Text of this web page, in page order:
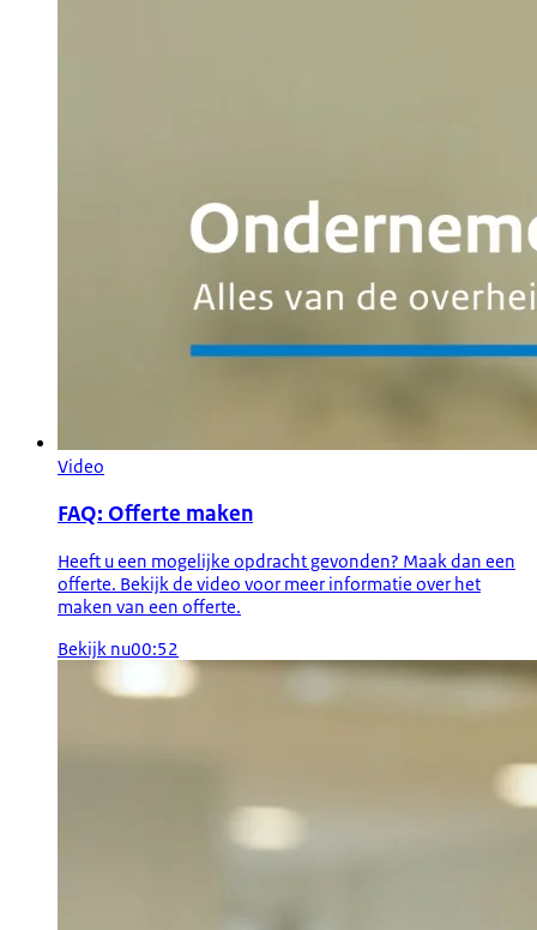
Video
FAQ: Offerte maken
Heeft u een mogelijke opdracht gevonden? Maak dan een
offerte. Bekijk de video voor meer informatie over het
maken van een offerte.
Bekijk nu00:52